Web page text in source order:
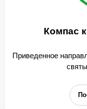
Компас
Приведенное